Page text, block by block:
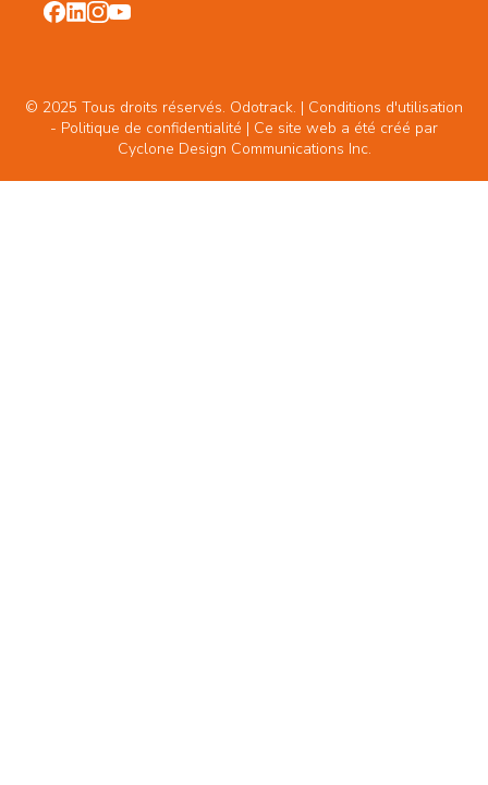
© 2025 Tous droits réservés. Odotrack. | Conditions d'utilisation
- Politique de confidentialité | Ce site web a été créé par
Cyclone Design Communications Inc.